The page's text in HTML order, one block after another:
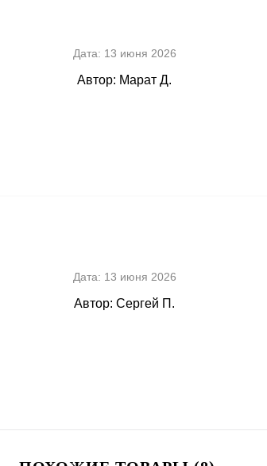
Дата: 13 июня 2026
Автор: Марат Д.
Дата: 13 июня 2026
Автор: Сергей П.